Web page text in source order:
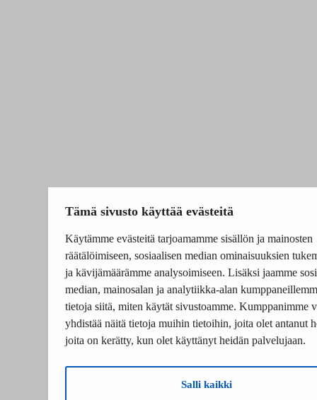
Tämä sivusto käyttää evästeitä
Käytämme evästeitä tarjoamamme sisällön ja mainosten
räätälöimiseen, sosiaalisen median ominaisuuksien
ja kävijämäärämme analysoimiseen. Lisäksi jaamme
median, mainosalan ja analytiikka-alan
tietoja siitä, miten käytät sivustoamme. Kumppanimme
yhdistää näitä tietoja muihin tietoihin, joita olet antanut
joita on kerätty, kun olet käyttänyt heidän palvelujaan.
Salli kaikki